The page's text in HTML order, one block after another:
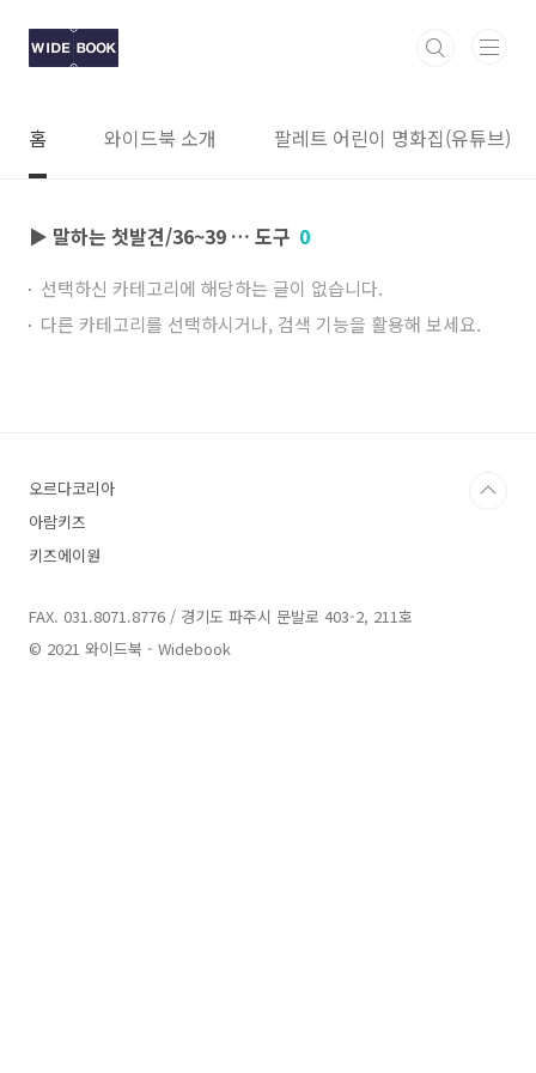
홈 와이드북 소개 팔레트 어린이 명화집(유튜브)
▶ 말하는 첫발견/36~39 … 도구 0
선택하신 카테고리에 해당하는 글이 없습니다.
다른 카테고리를 선택하시거나, 검색 기능을 활용해 보세요.
오르다코리아
아람키즈
키즈에이원
FAX. 031.8071.8776 / 경기도 파주시 문발로 403-2, 211호
© 2021 와이드북 - Widebook